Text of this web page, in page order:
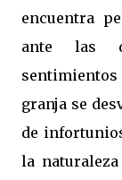
encuentra
ante las
granja se
de
la